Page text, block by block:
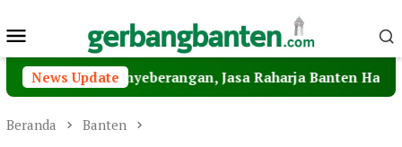
ke
Menu
Mobile
News Update
Penyeberangan, Jasa Raharja Banten Hadiri
Beranda Banten